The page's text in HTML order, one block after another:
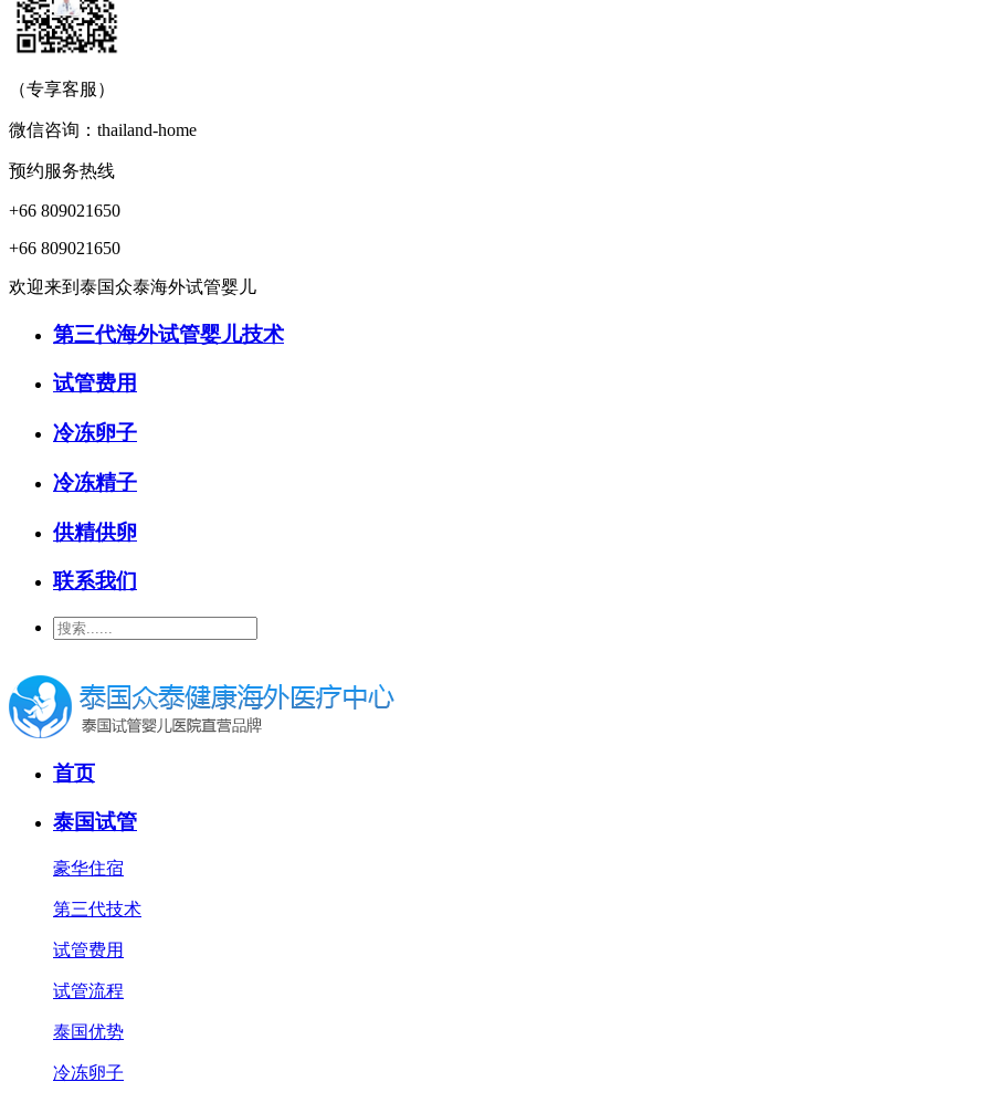
（专享客服）
微信咨询：thailand-home
预约服务热线
+66 809021650
+66 809021650
欢迎来到泰国众泰海外试管婴儿
第三代海外试管婴儿技术
试管费用
冷冻卵子
冷冻精子
供精供卵
联系我们
首页
泰国试管
豪华住宿
第三代技术
试管费用
试管流程
泰国优势
冷冻卵子